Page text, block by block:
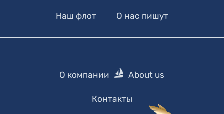
Наш флот О нас пишут
О компании About us
Контакты